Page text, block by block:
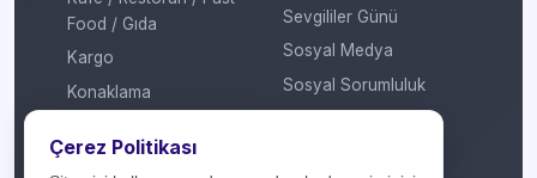
Food / Gıda
Kargo
Konaklama
Kripto Platformu
Sevgililer Günü
Sosyal Medya
Sosyal Sorumluluk
Çerez Politikası